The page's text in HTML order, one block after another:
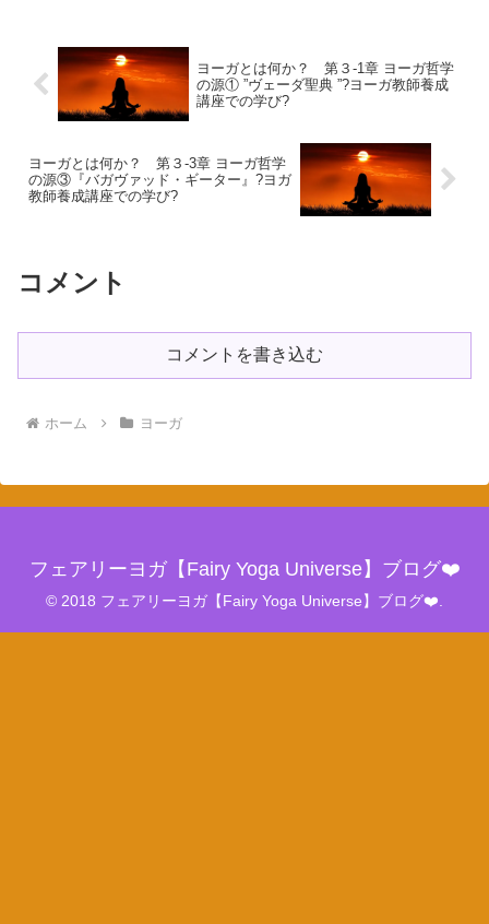
ヨーガとは何か？ 第３-1章 ヨーガ哲学
の源① ”ヴェーダ聖典 ”?ヨーガ教師養成
講座での学び?
ヨーガとは何か？ 第３-3章 ヨーガ哲学
の源③『バガヴァッド・ギーター』?ヨガ
教師養成講座での学び?
コメント
コメントを書き込む
ホーム ヨーガ
フェアリーヨガ【Fairy Yoga Universe】ブログ❤️
© 2018 フェアリーヨガ【Fairy Yoga Universe】ブログ❤️.